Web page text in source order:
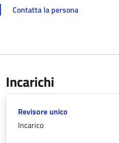
Contatta la persona
Incarichi
Revisore unico
Incarico